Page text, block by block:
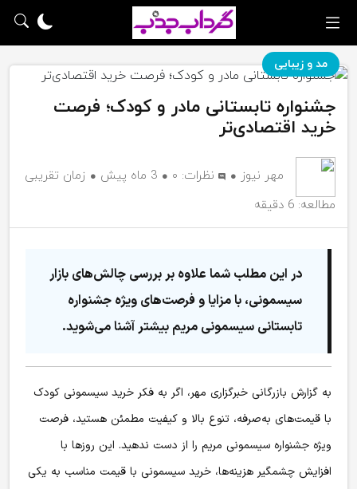
مد و زیبایی
جشنواره تابستانی مادر و کودک؛ فرصت
خرید اقتصادی‌تر
مهر نیوز نظرات: ۰ 3 ماه پیش
زمان تقریبی
مطالعه: 6 دقیقه
در این مطلب شما علاوه‌ بر بررسی چالش‌های بازار
سیسمونی، با مزایا و فرصت‌های ویژه جشنواره
تابستانی سیسمونی مریم بیشتر آشنا می‌شوید.
به گزارش بازرگانی خبرگزاری مهر، اگر به فکر خرید سیسمونی کودک
با قیمت‌های به‌صرفه، تنوع بالا و کیفیت مطمئن هستید، فرصت
ویژه جشنواره سیسمونی مریم را از دست ندهید. این روزها با
افزایش چشمگیر هزینه‌ها، خرید سیسمونی با قیمت مناسب به یکی